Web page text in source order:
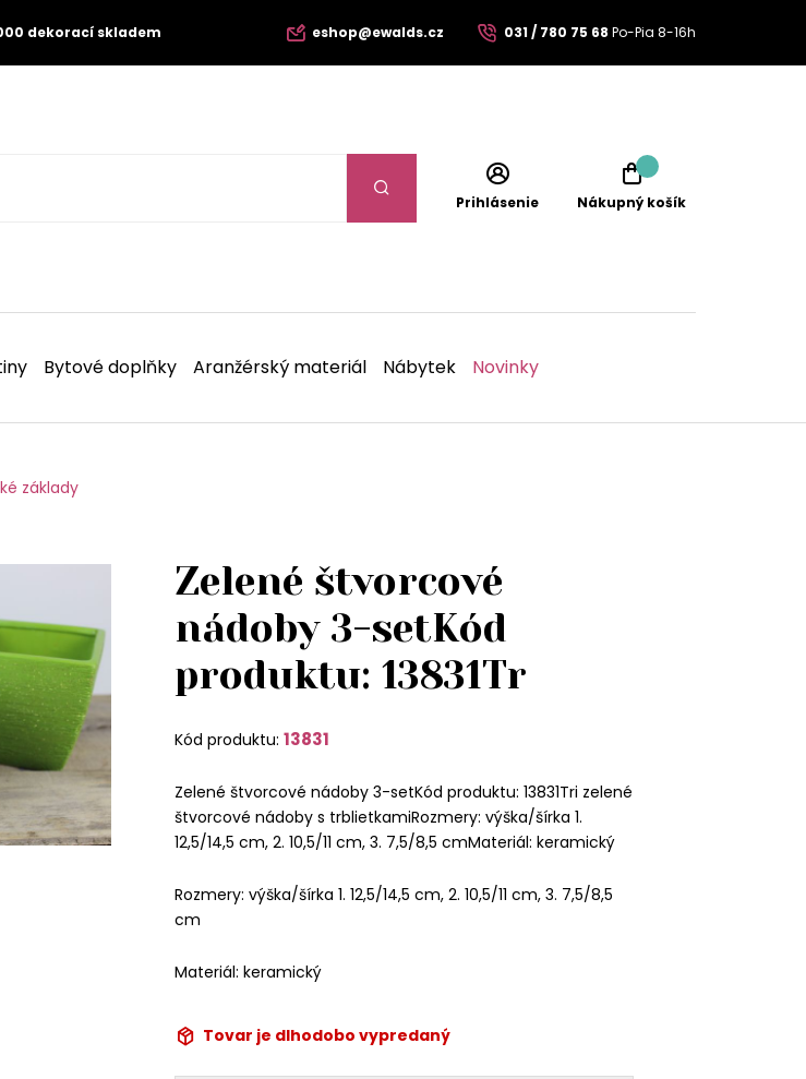
dekorací skladem eshop@ewalds.cz 031 / 780 75 68 Po-Pia 8-16h
Prihlásenie Nákupný košík
Bytové doplňky Aranžérský materiál Nábytek Novinky
základy
Zelené štvorcové
nádoby 3-setKód
produktu: 13831Tr
Kód produktu: 13831
Zelené štvorcové nádoby 3-setKód produktu: 13831Tri zelené
štvorcové nádoby s trblietkamiRozmery: výška/šírka 1.
12,5/14,5 cm, 2. 10,5/11 cm, 3. 7,5/8,5 cmMateriál: keramický
Rozmery: výška/šírka 1. 12,5/14,5 cm, 2. 10,5/11 cm, 3. 7,5/8,5
cm
Materiál: keramický
Tovar je dlhodobo vypredaný